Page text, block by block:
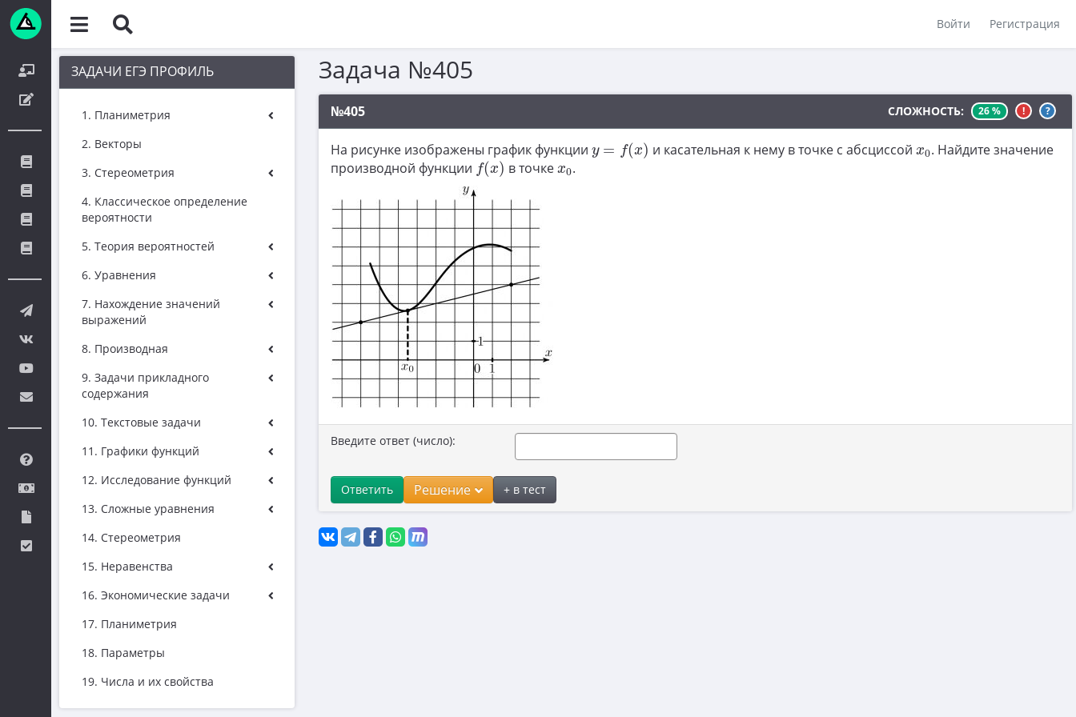
Войти Регистрация
ЗАДАЧИ ЕГЭ ПРОФИЛЬ
1. Планиметрия
2. Векторы
3. Стереометрия
4. Классическое определение
вероятности
5. Теория вероятностей
6. Уравнения
7. Нахождение значений
выражений
8. Производная
9. Задачи прикладного
содержания
10. Текстовые задачи
11. Графики функций
12. Исследование функций
13. Сложные уравнения
14. Стереометрия
15. Неравенства
16. Экономические задачи
17. Планиметрия
18. Параметры
19. Числа и их свойства
Задача №405
№405 СЛОЖНОСТЬ: 26 % ! ?
На рисунке изображены график функции y = f(x)
y= x) и касательная к нему в точке с абсциссой x0
x0. Найдите значение
производной функции f(x)
f(x) в точке x0
x0.
Введите ответ (число):
Ответить Решение + в тест